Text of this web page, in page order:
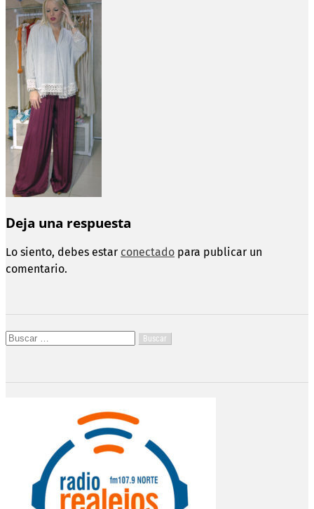
Deja una respuesta
Lo siento, debes estar conectado para publicar un
comentario.
Buscar: